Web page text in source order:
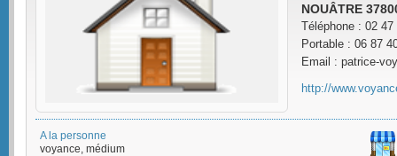
NOUÂTRE
Téléphone : 02 47
Portable : 06 87
Email : patrice-
http://
A la personne
voyance, médium